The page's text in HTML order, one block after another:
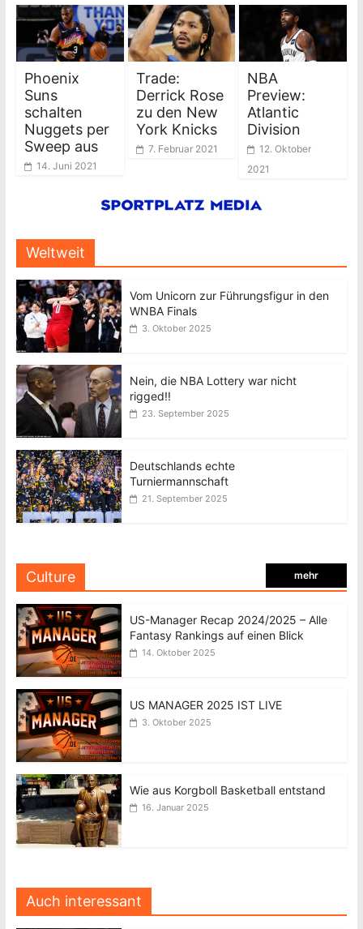
Phoenix
Suns
schalten
Nuggets per
Sweep aus
14. Juni 2021
Trade:
Derrick Rose
zu den New
York Knicks
7. Februar 2021
NBA
Preview:
Atlantic
Division
12. Oktober
2021
Weltweit
Vom Unicorn zur Führungsfigur in den
WNBA Finals
3. Oktober 2025
Nein, die NBA Lottery war nicht
rigged!!
23. September 2025
Deutschlands echte
Turniermannschaft
21. September 2025
Culture mehr
US-Manager Recap 2024/2025 – Alle
Fantasy Rankings auf einen Blick
14. Oktober 2025
US MANAGER 2025 IST LIVE
3. Oktober 2025
Wie aus Korgboll Basketball entstand
16. Januar 2025
Auch interessant